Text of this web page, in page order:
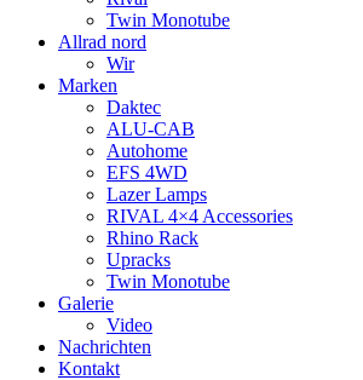
Twin Monotube
Allrad nord
Wir
Marken
Daktec
ALU-CAB
Autohome
EFS 4WD
Lazer Lamps
RIVAL 4×4 Accessories
Rhino Rack
Upracks
Twin Monotube
Galerie
Video
Nachrichten
Kontakt